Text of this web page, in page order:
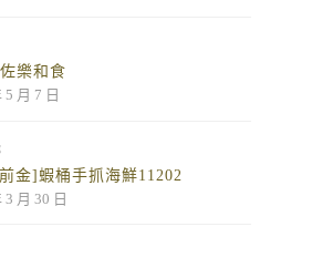
樂和食
5 月 7 日
金]蝦桶手抓海鮮11202
3 月 30 日